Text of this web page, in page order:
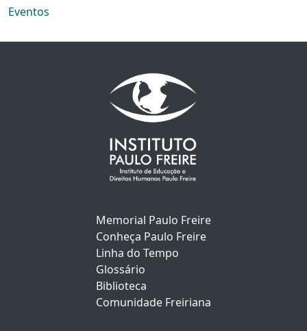
Eventos
Memorial Paulo Freire
Conheça Paulo Freire
Linha do Tempo
Glossário
Biblioteca
Comunidade Freiriana